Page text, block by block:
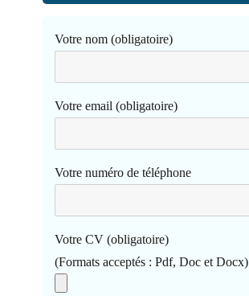
Votre nom (obligatoire)
Votre email (obligatoire)
Votre numéro de téléphone
Votre CV (obligatoire)
(Formats acceptés : Pdf, Doc et Docx)